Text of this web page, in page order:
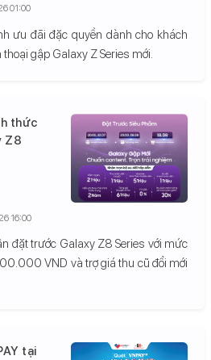
ưu đãi đặc quyền dành cho khách
gập Galaxy Z Series mới.
01:00
thức
Z8
đặt trước Galaxy Z8 Series với mức
VND và trợ giá thu cũ đổi mới
16:00
tại